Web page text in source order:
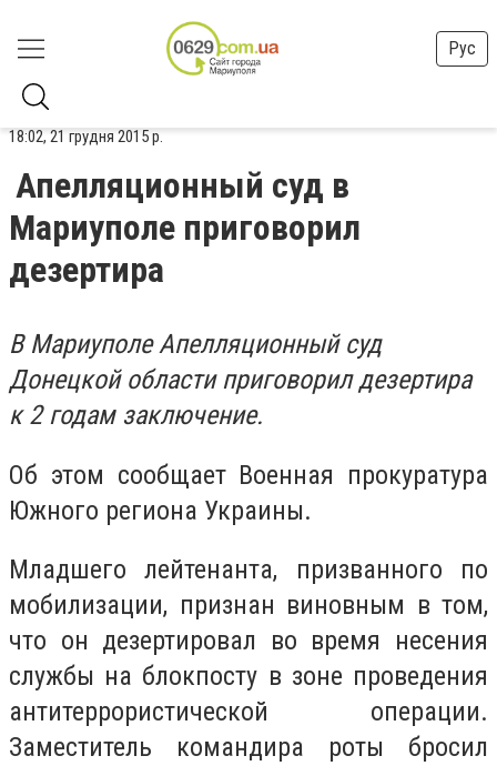
Рус
18:02, 21 грудня 2015 р.
Апелляционный суд в
Мариуполе приговорил
дезертира
В Мариуполе Апелляционный суд
Донецкой области приговорил дезертира
к 2 годам заключение.
Об этом сообщает Военная прокуратура
Южного региона Украины.
Младшего лейтенанта, призванного по
мобилизации, признан виновным в том,
что он дезертировал во время несения
службы на блокпосту в зоне проведения
антитеррористической операции.
Заместитель командира роты бросил